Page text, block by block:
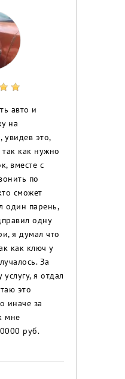
авто и
на
увидев это,
так как нужно
вместе с
по
сможет
один парень,
одну
я думал что
как ключ у
За
я отдал
это
иначе за
мне
руб.